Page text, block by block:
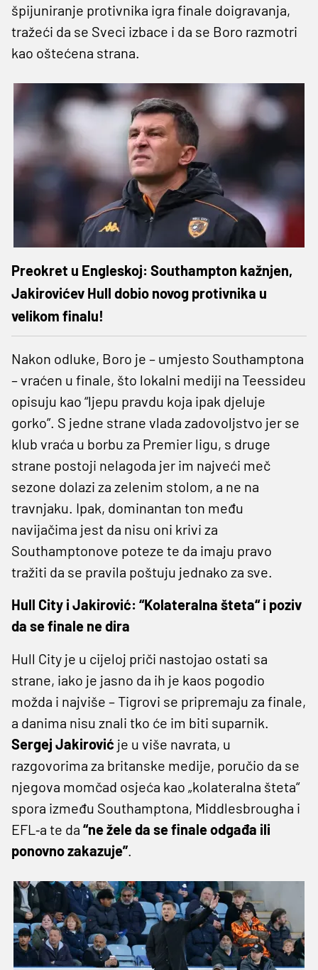
špijuniranje protivnika igra finale doigravanja,
tražeći da se Sveci izbace i da se Boro razmotri
kao oštećena strana.
Preokret u Engleskoj: Southampton kažnjen,
Jakirovićev Hull dobio novog protivnika u
velikom finalu!
Nakon odluke, Boro je – umjesto Southamptona
– vraćen u finale, što lokalni mediji na Teessideu
opisuju kao “ljepu pravdu koja ipak djeluje
gorko”. S jedne strane vlada zadovoljstvo jer se
klub vraća u borbu za Premier ligu, s druge
strane postoji nelagoda jer im najveći meč
sezone dolazi za zelenim stolom, a ne na
travnjaku. Ipak, dominantan ton među
navijačima jest da nisu oni krivi za
Southamptonove poteze te da imaju pravo
tražiti da se pravila poštuju jednako za sve.
Hull City i Jakirović: “Kolateralna šteta“ i poziv
da se finale ne dira
Hull City je u cijeloj priči nastojao ostati sa
strane, iako je jasno da ih je kaos pogodio
možda i najviše – Tigrovi se pripremaju za finale,
a danima nisu znali tko će im biti suparnik.
Sergej Jakirović je u više navrata, u
razgovorima za britanske medije, poručio da se
njegova momčad osjeća kao „kolateralna šteta“
spora između Southamptona, Middlesbrougha i
EFL‑a te da “ne žele da se finale odgađa ili
ponovno zakazuje”.